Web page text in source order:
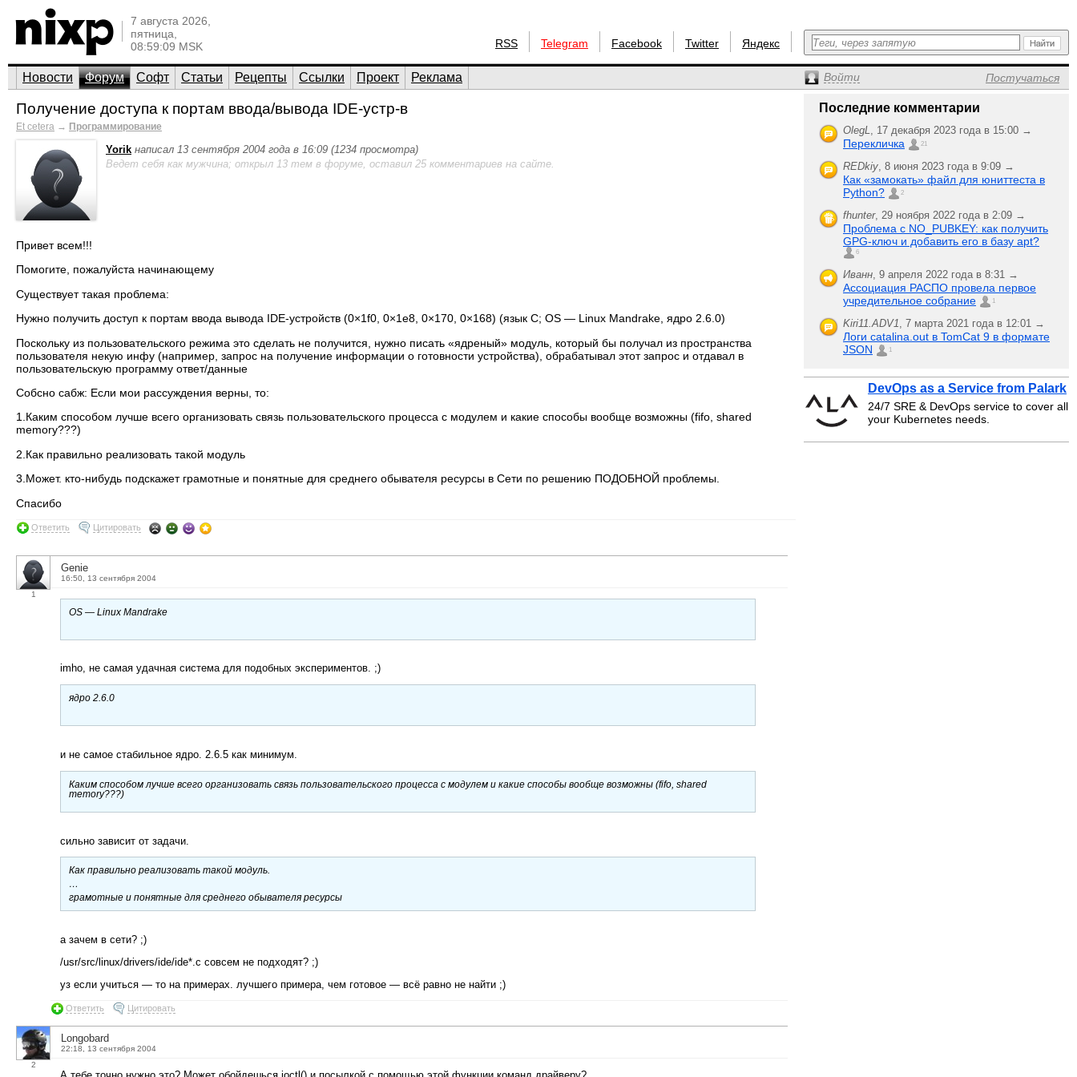
7 августа 2026,
пятница,
08:59:09 MSK
RSS Telegram Facebook Twitter Яндекс
Новости Форум Софт Статьи Рецепты Ссылки Проект Реклама Войти Постучаться
Получение доступа к портам ввода/вывода IDE-устр-в
Et cetera → Программирование
Yorik написал 13 сентября 2004 года в 16:09 (1234 просмотра)
Ведет себя как мужчина; открыл 13 тем в форуме, оставил 25 комментариев на сайте.
Привет всем!!!
Помогите, пожалуйста начинающему
Существует такая проблема:
Нужно получить доступ к портам ввода вывода IDE-устройств (0×1f0, 0×1e8, 0×170, 0×168) (язык С; OS — Linux Mandrake, ядро 2.6.0)
Поскольку из пользовательского режима это сделать не получится, нужно писать «ядреный» модуль, который бы получал из пространства
пользователя некую инфу (например, запрос на получение информации о готовности устройства), обрабатывал этот запрос и отдавал в
пользовательскую программу ответ/данные
Собсно сабж: Если мои рассуждения верны, то:
1.Каким способом лучше всего организовать связь пользовательского процесса с модулем и какие способы вообще возможны (fifo, shared
memory???)
2.Как правильно реализовать такой модуль
3.Может. кто-нибудь подскажет грамотные и понятные для среднего обывателя ресурсы в Сети по решению ПОДОБНОЙ проблемы.
Спасибо
Ответить Цитировать
1
Genie
16:50, 13 сентября 2004
OS — Linux Mandrake
imho, не самая удачная система для подобных экспериментов. ;)
ядро 2.6.0
и не самое стабильное ядро. 2.6.5 как минимум.
Каким способом лучше всего организовать связь пользовательского процесса с модулем и какие способы вообще возможны (fifo, shared
memory???)
сильно зависит от задачи.
Как правильно реализовать такой модуль.
…
грамотные и понятные для среднего обывателя ресурсы
а зачем в сети? ;)
/usr/src/linux/drivers/ide/ide*.c совсем не подходят? ;)
уз если учиться — то на примерах. лучшего примера, чем готовое — всё равно не найти ;)
Ответить Цитировать
2
Longobard
22:18, 13 сентября 2004
Последние комментарии
OlegL, 17 декабря 2023 года в 15:00 →
Перекличка 21
REDkiy, 8 июня 2023 года в 9:09 →
Как «замокать» файл для юниттеста в
Python?
2
fhunter, 29 ноября 2022 года в 2:09 →
Проблема с NO_PUBKEY: как получить
GPG-ключ и добавить его в базу apt?
6
Иванн, 9 апреля 2022 года в 8:31 →
Ассоциация РАСПО провела первое
учредительное собрание
1
Kiri11.ADV1, 7 марта 2021 года в 12:01 →
Логи catalina.out в TomCat 9 в формате
JSON
1
DevOps as a Service from Palark
24/7 SRE & DevOps service to cover all
your Kubernetes needs.